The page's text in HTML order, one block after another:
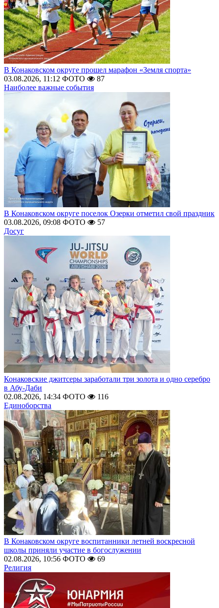
В Конаковском округе прошел марафон «Земля спорта»
03.08.2026, 11:12 ФОТО
87
Наиболее важные события
В Конаковском округе поселок Озерки отметил свой праздник
03.08.2026, 09:08 ФОТО
57
Досуг
Конаковские джитсеры заработали три золота и одно серебро
в Абу-Даби
02.08.2026, 14:34 ФОТО
116
Единоборства
В Конаковском округе воспитанники летней воскресной
школы приняли участие в богослужении
02.08.2026, 10:56 ФОТО
69
Религия